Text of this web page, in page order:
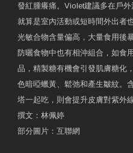
發紅腫癢痛。Violet建議多在戶
就算是室內活動或短時間外出者
光敏合物含量偏高，大量食用後
防曬食物中也有相沖組合，如食
品，精製糖有機會引發肌膚糖化
色暗啞蠟黃、鬆弛和產生皺紋。
塔一起吃，則會提升皮膚對紫外
撰文：林佩婷
部分圖片：互聯網